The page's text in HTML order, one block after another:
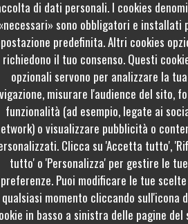
di dati personali. I cookies
sono obbligatori e installati
predefinita. Altri cookies
richiedono il tuo consenso. Questi
opzionali servono per analizzare la tua
misurare l'audience del sito,
funzionalità (ad esempio, legate ai
o visualizzare pubblicità o
Clicca su 'Accetta tutto',
tutto' o 'Personalizza' per gestire le tue
preferenze. Puoi modificare le tue
qualsiasi momento cliccando sull'icona
in basso a sinistra delle pagine del
3
: 5/5 CUCINA: 5/5 QUALITÀ /
2 3